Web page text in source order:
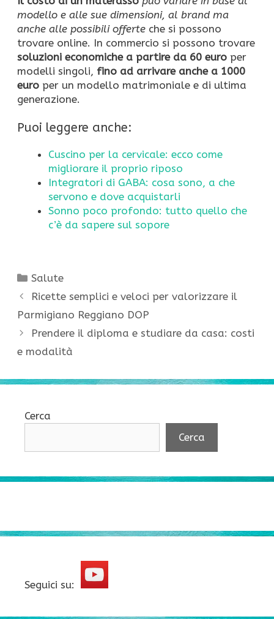
modello e alle sue dimensioni, al brand ma
anche alle possibili offerte che si possono
trovare online. In commercio si possono trovare
soluzioni economiche a partire da 60 euro per
modelli singoli, fino ad arrivare anche a 1000
euro per un modello matrimoniale e di ultima
generazione.
Puoi leggere anche:
Cuscino per la cervicale: ecco come
migliorare il proprio riposo
Integratori di GABA: cosa sono, a che
servono e dove acquistarli
Sonno poco profondo: tutto quello che
c’è da sapere sul sopore
Categorie
Salute
Ricette semplici e veloci per valorizzare il
Parmigiano Reggiano DOP
Prendere il diploma e studiare da casa: costi
e modalità
Cerca
Cerca
Seguici su: